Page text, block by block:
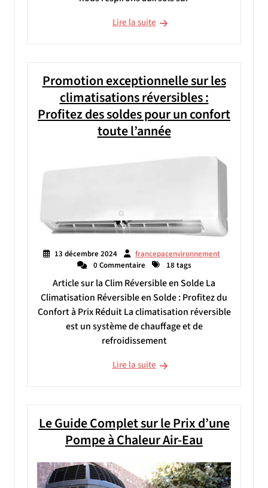
Lire la suite
Promotion exceptionnelle sur les
climatisations réversibles :
Profitez des soldes pour un confort
toute l’année
13 décembre 2024
francepacenvironnement
0 Commentaire
18 tags
Article sur la Clim Réversible en Solde La
Climatisation Réversible en Solde : Profitez du
Confort à Prix Réduit La climatisation réversible
est un système de chauffage et de
refroidissement
Lire la suite
Le Guide Complet sur le Prix d’une
Pompe à Chaleur Air-Eau